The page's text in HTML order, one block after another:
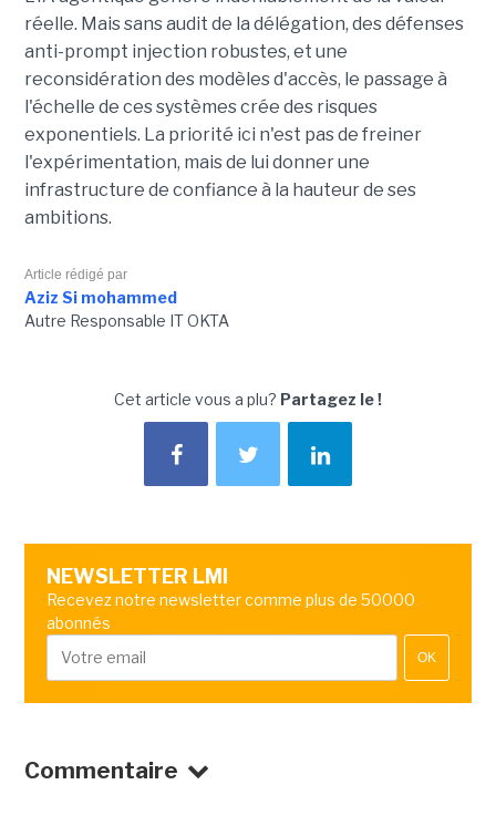
réelle. Mais sans audit de la délégation, des défenses
anti-prompt injection robustes, et une
reconsidération des modèles d'accès, le passage à
l'échelle de ces systèmes crée des risques
exponentiels. La priorité ici n'est pas de freiner
l'expérimentation, mais de lui donner une
infrastructure de confiance à la hauteur de ses
ambitions.
Article rédigé par
Aziz Si mohammed
Autre Responsable IT OKTA
Cet article vous a plu? Partagez le !
NEWSLETTER LMI
Recevez notre newsletter comme plus de 50000
abonnés
OK
Commentaire